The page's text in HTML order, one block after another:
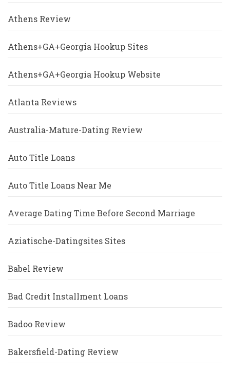
Athens Review
Athens+GA+Georgia Hookup Sites
Athens+GA+Georgia Hookup Website
Atlanta Reviews
Australia-Mature-Dating Review
Auto Title Loans
Auto Title Loans Near Me
Average Dating Time Before Second Marriage
Aziatische-Datingsites Sites
Babel Review
Bad Credit Installment Loans
Badoo Review
Bakersfield-Dating Review